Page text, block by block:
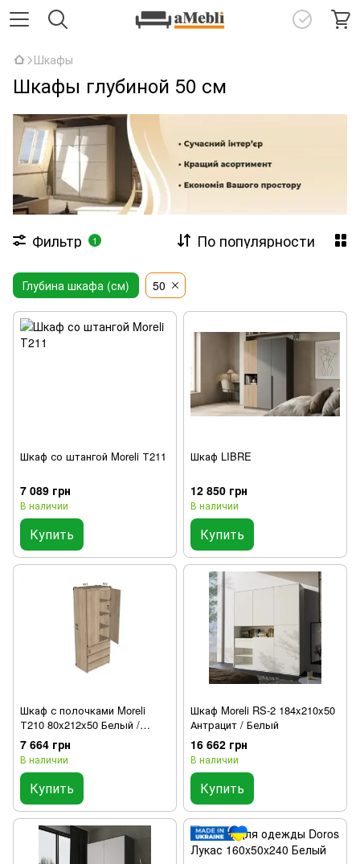
Шкафы
Шкафы глубиной 50 см
Фильтр 1 По популярности
Глубина шкафа (см) 50
Шкаф со штангой Moreli Т211
7 089 грн
В наличии
Купить
Шкаф LIBRE
12 850 грн
В наличии
Купить
Шкаф с полочками Moreli
Т210 80x212x50 Белый /
Белый
7 664 грн
В наличии
Купить
Шкаф Moreli RS-2 184x210x50
Антрацит / Белый
16 662 грн
В наличии
Купить